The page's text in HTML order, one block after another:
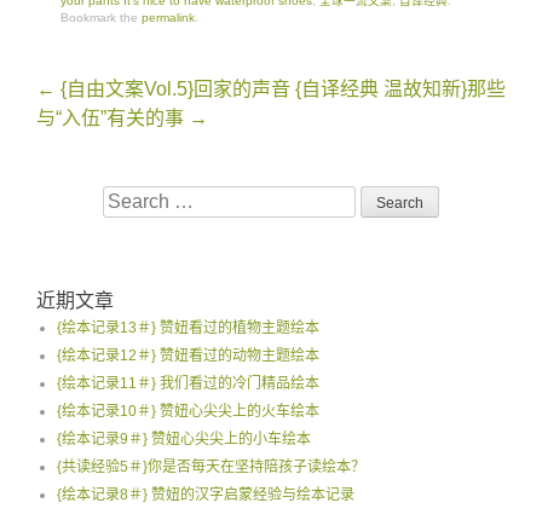
Bookmark the permalink
navigation
← {自由文案Vol.5}回家的声音 {自译经典 温故知新}那些
与“入伍”有关的事 →
Search
近期文章
{绘本记录13＃} 赞妞看过的植物主题绘本
{绘本记录12＃} 赞妞看过的动物主题绘本
{绘本记录11＃} 我们看过的冷门精品绘本
{绘本记录10＃} 赞妞心尖尖上的火车绘本
{绘本记录9＃} 赞妞心尖尖上的小车绘本
{共读经验5＃}你是否每天在坚持陪孩子读绘本？
{绘本记录8＃} 赞妞的汉字启蒙经验与绘本记录